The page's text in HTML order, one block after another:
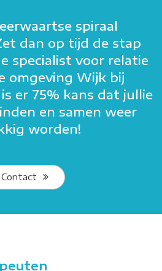
spiraal
dan op tijd de stap
specialist voor relatie
omgeving Wijk bij
er 75% kans dat jullie
en samen weer
worden!
Contact